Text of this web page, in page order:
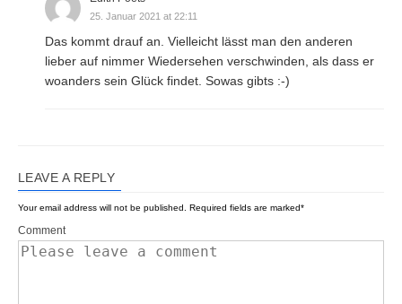
25. Januar 2021 at 22:11
Das kommt drauf an. Vielleicht lässt man den anderen
lieber auf nimmer Wiedersehen verschwinden, als dass er
woanders sein Glück findet. Sowas gibts :-)
LEAVE A REPLY
Your email address will not be published. Required fields are marked*
Comment